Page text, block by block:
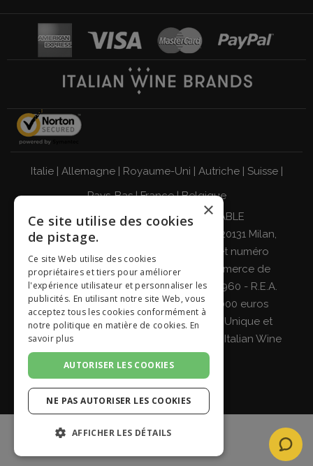
Italie| Allemagne| Royaume-Uni Autriche| Suisse|
Pays-Bas|France|Belgique
BUVEZ DE MANIÈRE RESPONSABLE
Giordano Vini S.p.A. Viale Abruzzi 94, 20131 Milan,
Italie - Code fiscal, numéro de TVA et numéro
d'enregistrement au registre du commerce de
Milan, Monza-Brianza, Lodi 04642870960 - R.E.A.
MI-2564477 - Capital social de 500 000 euros
entièrement libéré Société à Associé Unique et
sous la direction et la coordination de
Italian Wine
×
Ce site utilise des cookies
de pistage.
Ce site Web utilise des cookies
propriétaires et tiers pour améliorer
l'expérience utilisateur et personnaliser les
publicités. En utilisant notre site Web, vous
acceptez tous les cookies conformément à
notre politique en matière de cookies. En
savoir plus
AUTORISER LES COOKIES
NE PAS AUTORISER LES COOKIES
AFFICHER LES DÉTAILS